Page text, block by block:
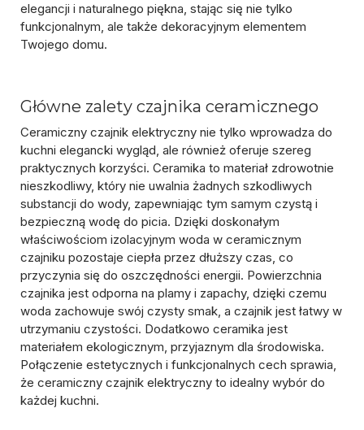
elegancji i naturalnego piękna, stając się nie tylko
funkcjonalnym, ale także dekoracyjnym elementem
Twojego domu.
Główne zalety czajnika ceramicznego
Ceramiczny czajnik elektryczny nie tylko wprowadza do
kuchni elegancki wygląd, ale również oferuje szereg
praktycznych korzyści. Ceramika to materiał zdrowotnie
nieszkodliwy, który nie uwalnia żadnych szkodliwych
substancji do wody, zapewniając tym samym czystą i
bezpieczną wodę do picia. Dzięki doskonałym
właściwościom izolacyjnym woda w ceramicznym
czajniku pozostaje ciepła przez dłuższy czas, co
przyczynia się do oszczędności energii. Powierzchnia
czajnika jest odporna na plamy i zapachy, dzięki czemu
woda zachowuje swój czysty smak, a czajnik jest łatwy w
utrzymaniu czystości. Dodatkowo ceramika jest
materiałem ekologicznym, przyjaznym dla środowiska.
Połączenie estetycznych i funkcjonalnych cech sprawia,
że ceramiczny czajnik elektryczny to idealny wybór do
każdej kuchni.